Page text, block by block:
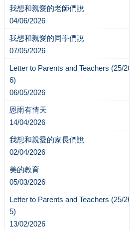
我想和親愛的老師們說
04/06/2026
我想和親愛的同學們說
07/05/2026
Letter to Parents and Teachers (25/26-
6)
06/05/2026
恩雨有情天
14/04/2026
我想和親愛的家長們說
02/04/2026
美的教育
05/03/2026
Letter to Parents and Teachers (25/26-
5)
13/02/2026